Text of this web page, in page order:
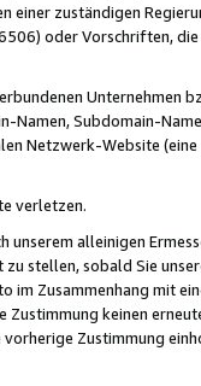
einer zuständigen
oder Vorschriften,
Unternehmen
Namen, Subdomain-
Netzwerk-Website
verletzen.
unserem alleinigen
stellen, sobald Sie
im Zusammenhang mit
Zustimmung keinen
vorherige Zustimmung